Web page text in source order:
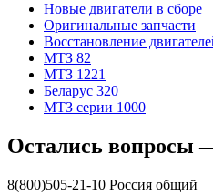
Новые двигатели в сборе
Оригинальные запчасти
Восстановление
МТЗ 82
МТЗ 1221
Беларус 320
МТЗ серии 1000
Остались вопросы
8(800)505-21-10 Россия общий